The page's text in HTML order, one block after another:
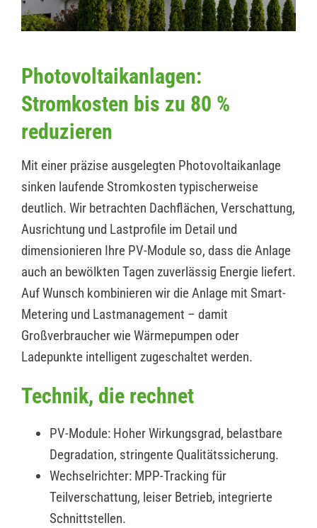
Photovoltaikanlagen:
Stromkosten bis zu 80 %
reduzieren
Mit einer präzise ausgelegten Photovoltaikanlage
sinken laufende Stromkosten typischerweise
deutlich. Wir betrachten Dachflächen, Verschattung,
Ausrichtung und Lastprofile im Detail und
dimensionieren Ihre PV-Module so, dass die Anlage
auch an bewölkten Tagen zuverlässig Energie liefert.
Auf Wunsch kombinieren wir die Anlage mit Smart-
Metering und Lastmanagement – damit
Großverbraucher wie Wärmepumpen oder
Ladepunkte intelligent zugeschaltet werden.
Technik, die rechnet
PV-Module: Hoher Wirkungsgrad, belastbare
Degradation, stringente Qualitätssicherung.
Wechselrichter: MPP-Tracking für
Teilverschattung, leiser Betrieb, integrierte
Schnittstellen.